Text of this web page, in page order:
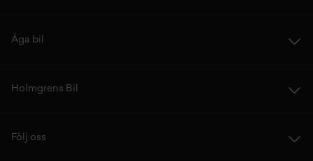
Äga bil
Holmgrens Bil
Följ oss